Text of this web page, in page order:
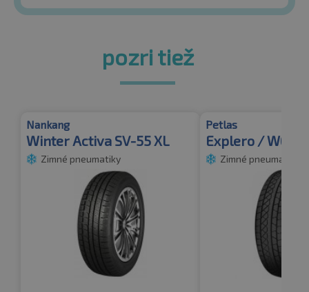
pozri tiež
Nankang
Winter Activa SV-55 XL
Zimné pneumatiky
Petlas
Explero / W671
Zimné pneumatiky